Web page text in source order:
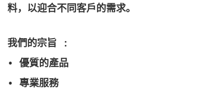
料，以迎合不同客戶的需求。
我們的宗旨 :
• 優質的產品
• 專業服務